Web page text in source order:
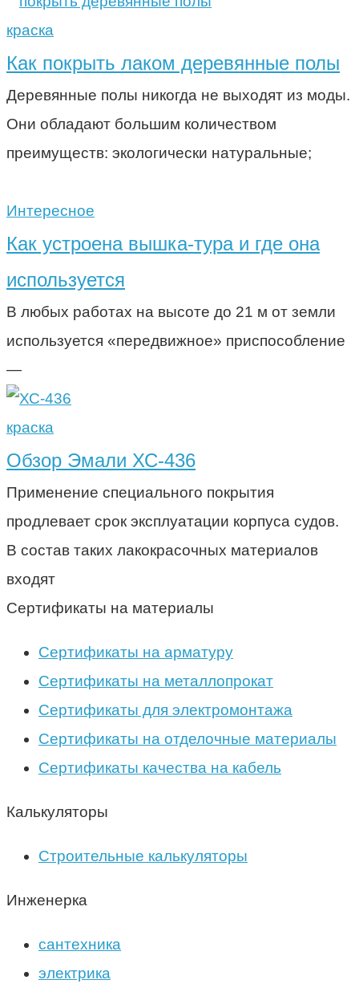
краска
Как покрыть лаком деревянные полы
Деревянные полы никогда не выходят из моды.
Они обладают большим количеством
преимуществ: экологически натуральные;
Интересное
Как устроена вышка-тура и где она
используется
В любых работах на высоте до 21 м от земли
используется «передвижное» приспособление
—
краска
Обзор Эмали ХС-436
Применение специального покрытия
продлевает срок эксплуатации корпуса судов.
В состав таких лакокрасочных материалов
входят
Сертификаты на материалы
Сертификаты на арматуру
Сертификаты на металлопрокат
Сертификаты для электромонтажа
Сертификаты на отделочные материалы
Сертификаты качества на кабель
Калькуляторы
Строительные калькуляторы
Инженерка
сантехника
электрика